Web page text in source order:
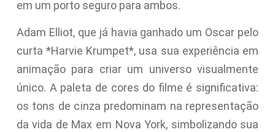
em um porto seguro para ambos.
Adam Elliot, que já havia ganhado um Oscar pelo
curta *Harvie Krumpet*, usa sua experiência em
animação para criar um universo visualmente
único. A paleta de cores do filme é significativa:
os tons de cinza predominam na representação
da vida de Max em Nova York, simbolizando sua